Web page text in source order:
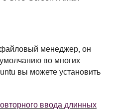
менеджер, он
во многих
вы можете установить
ввода длинных